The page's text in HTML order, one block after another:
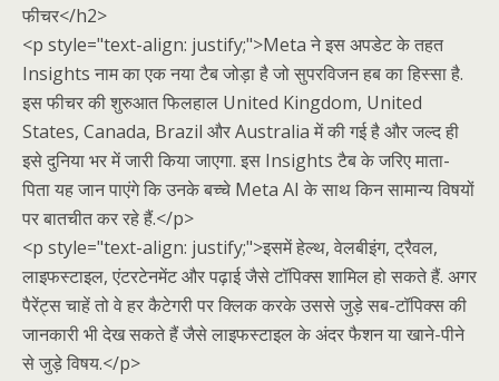
फीचर</h2>
<p style="text-align: justify;">Meta ने इस अपडेट के तहत
Insights नाम का एक नया टैब जोड़ा है जो सुपरविजन हब का हिस्सा है.
इस फीचर की शुरुआत फिलहाल United Kingdom, United
States, Canada, Brazil और Australia में की गई है और जल्द ही
इसे दुनिया भर में जारी किया जाएगा. इस Insights टैब के जरिए माता-
पिता यह जान पाएंगे कि उनके बच्चे Meta AI के साथ किन सामान्य विषयों
पर बातचीत कर रहे हैं.</p>
<p style="text-align: justify;">इसमें हेल्थ, वेलबीइंग, ट्रैवल,
लाइफस्टाइल, एंटरटेनमेंट और पढ़ाई जैसे टॉपिक्स शामिल हो सकते हैं. अगर
पैरेंट्स चाहें तो वे हर कैटेगरी पर क्लिक करके उससे जुड़े सब-टॉपिक्स की
जानकारी भी देख सकते हैं जैसे लाइफस्टाइल के अंदर फैशन या खाने-पीने
से जुड़े विषय.</p>